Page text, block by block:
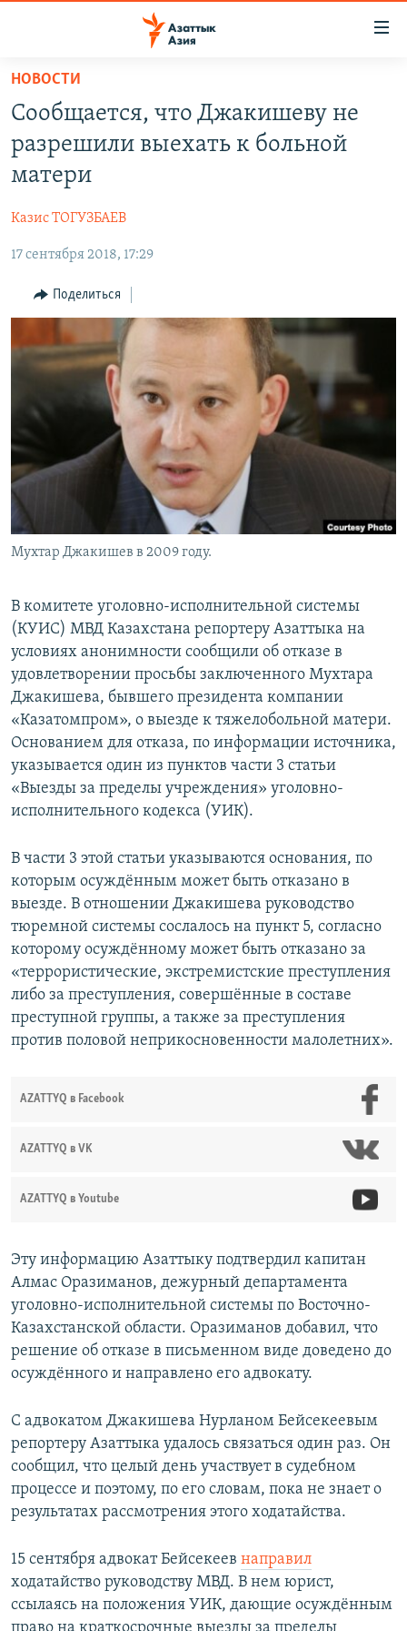
Вернуться
основному
содержанию
Вернутся
главной
Вернутся
поиску
ЦЕНТРАЛЬНАЯ АЗИЯ
НОВОСТИ
ВОЙНА В УКРАИНЕ
КЫРГЫЗЧА
ЎЗБЕКЧА
TÜRKMENÇE
ПОДПИШИТЕСЬ НА НАС В СОЦСЕТЯХ
Все сайты РСЕ/РС
НОВОСТИ
Сообщается, что Джакишеву не
разрешили выехать к больной
матери
Казис ТОГУЗБАЕВ
17 сентября 2018, 17:29
Поделиться
Мухтар Джакишев в 2009 году.
В комитете уголовно-исполнительной системы
(КУИС) МВД Казахстана репортеру Азаттыка на
условиях анонимности сообщили об отказе в
удовлетворении просьбы заключенного Мухтара
Джакишева, бывшего президента компании
«Казатомпром», о выезде к тяжелобольной матери.
Основанием для отказа, по информации источника,
указывается один из пунктов части 3 статьи
«Выезды за пределы учреждения» уголовно-
исполнительного кодекса (УИК).
В части 3 этой статьи указываются основания, по
которым осуждённым может быть отказано в
выезде. В отношении Джакишева руководство
тюремной системы сослалось на пункт 5, согласно
которому осуждённому может быть отказано за
«террористические, экстремистские преступления
либо за преступления, совершённые в составе
преступной группы, а также за преступления
против половой неприкосновенности малолетних».
AZATTYQ в Facebook
AZATTYQ в VK
AZATTYQ в Youtube
Эту информацию Азаттыку подтвердил капитан
Алмас Оразиманов, дежурный департамента
уголовно-исполнительной системы по Восточно-
Казахстанской области. Оразиманов добавил, что
решение об отказе в письменном виде доведено до
осуждённого и направлено его адвокату.
С адвокатом Джакишева Нурланом Бейсекеевым
репортеру Азаттыка удалось связаться один раз. Он
сообщил, что целый день участвует в судебном
процессе и поэтому, по его словам, пока не знает о
результатах рассмотрения этого ходатайства.
15 сентября адвокат Бейсекеев направил
ходатайство руководству МВД. В нем юрист,
ссылаясь на положения УИК, дающие осуждённым